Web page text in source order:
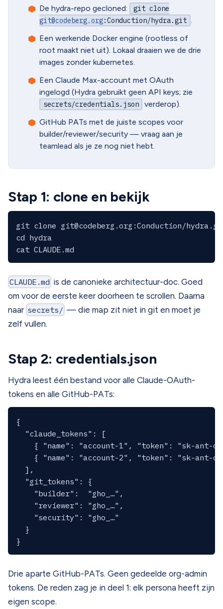
De hydra-repo gecloned:
git clone
git@codeberg.org:Conduction/hydra.git .
Een werkende Docker engine (rootless of
root maakt niet uit). Lokaal draaien we de drie
images zonder kubernetes.
Een Claude Max-account met OAuth
ingelogd (Hydra gebruikt geen API keys; zie
secrets/credentials.json
verderop).
GitHub PATs met de juiste scopes voor
builder/reviewer/security — vraag aan je
teamlead als je ze nog niet hebt.
Stap 1: clone en bekijk
git clone git@codeberg.org :Conduction/
cd hydra
CLAUDE.md is de canonieke architectuur-doc. Goed
om voor de eerste keer doorheen te scrollen. Daarna
naar secrets/ — die map zit niet in git en moet je
zelf vullen.
Stap 2: credentials.json
Hydra leest één bestand voor alle Claude-OAuth-
tokens en alle GitHub-PATs:
{
  "claude_tokens": [
{ "name": "account-1", "token": "sk-ant-
{ "name": "account-2", "token": "sk-ant-
  ],
  "git_tokens": {
    "builder":  "gho_…",
    "reviewer": "gho_…",
    "security": "gho_…"
  }
Drie aparte GitHub-PATs. Geen gedeelde org-admin
tokens. De reden zag je in deel 1: elk persona heeft zijn
eigen scope.